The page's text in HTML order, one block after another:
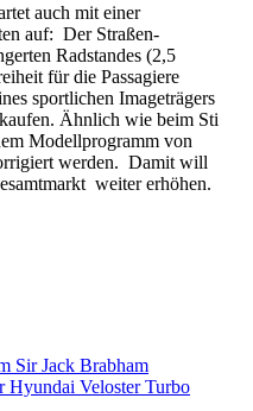
auch mit einer
auf: Der Straßen-
Radstandes (2,5
für die Passagiere
sportlichen Imageträgers
Ähnlich wie beim Sti
Modellprogramm von
werden. Damit will
weiter erhöhen.
Sir Jack Brabham
Hyundai Veloster Turbo